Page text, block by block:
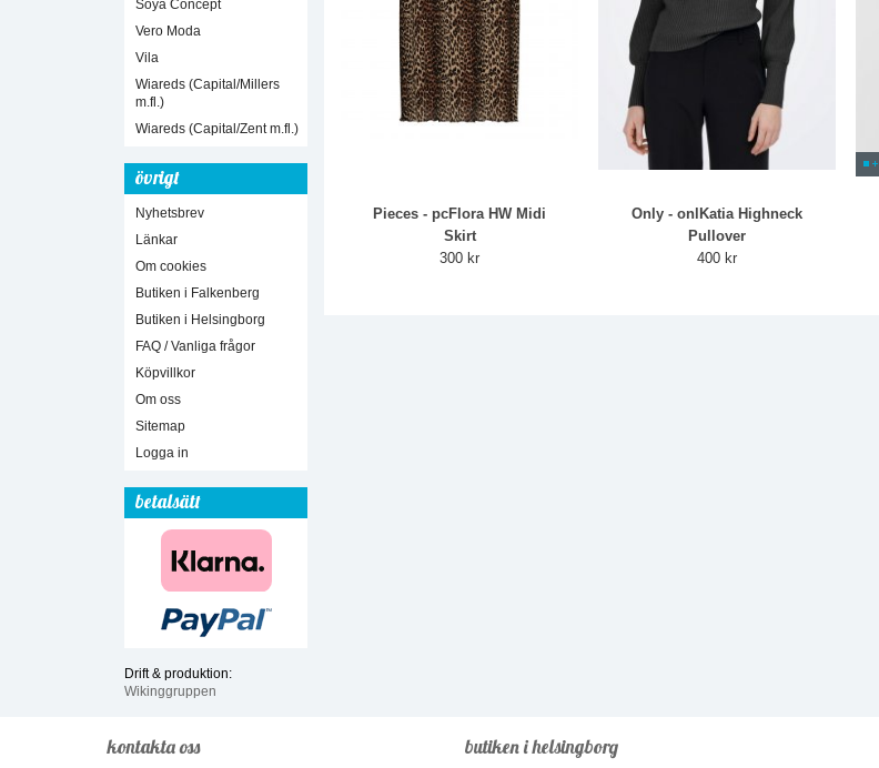
Soya Concept
Vero Moda
Vila
Wiareds (Capital/Millers
m.fl.)
Wiareds (Capital/Zent m.fl.)
övrigt
Nyhetsbrev
Länkar
Om cookies
Butiken i Falkenberg
Butiken i Helsingborg
FAQ / Vanliga frågor
Köpvillkor
Om oss
Sitemap
Logga in
betalsätt
Drift & produktion:
Wikinggruppen
Pieces - pcFlora HW Midi
Skirt
300 kr
Only - onlKatia Highneck
Pullover
400 kr
kontakta oss butiken i helsingborg